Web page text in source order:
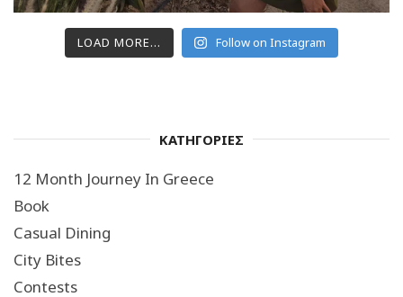
LOAD MORE... Follow on Instagram
ΚΑΤΗΓΟΡΙΕΣ
12 Month Journey In Greece
Book
Casual Dining
City Bites
Contests